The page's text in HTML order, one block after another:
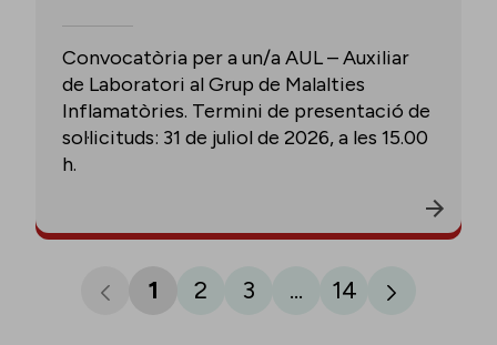
Convocatòria per a un/a AUL – Auxiliar
de Laboratori al Grup de Malalties
Inflamatòries. Termini de presentació de
sol·licituds: 31 de juliol de 2026, a les 15.00
h.
1 2 3 ... 14